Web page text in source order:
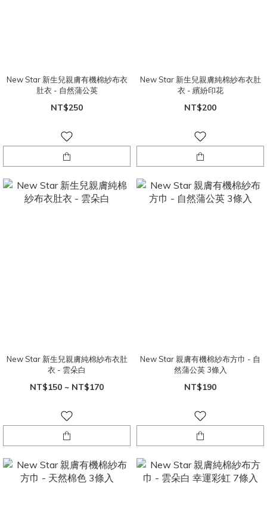
New Star 新生兒親膚有機棉紗布衣
肚衣 - 自然蒲公英
NT$250
New Star 新生兒親膚純棉紗布衣肚
衣 - 繽紛印花
NT$200
New Star 新生兒親膚純棉紗布衣肚
衣 - 雲朵白
NT$150 ~ NT$170
New Star 親膚有機棉紗布方巾 - 自
然蒲公英 3條入
NT$190